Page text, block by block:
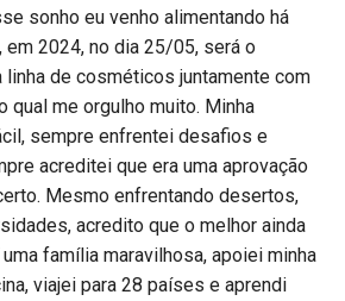
sonho eu venho alimentando há
em 2024, no dia 25/05, será o
linha de cosméticos juntamente com
qual me orgulho muito. Minha
sempre enfrentei desafios e
acreditei que era uma aprovação
Mesmo enfrentando desertos,
acredito que o melhor ainda
família maravilhosa, apoiei minha
viajei para 28 países e aprendi